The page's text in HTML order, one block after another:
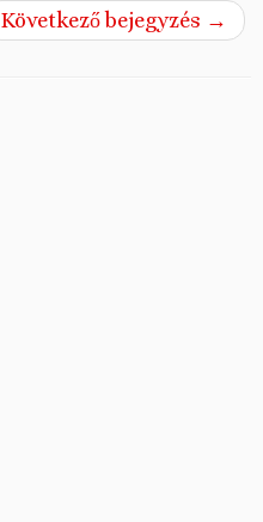
Következő bejegyzés →